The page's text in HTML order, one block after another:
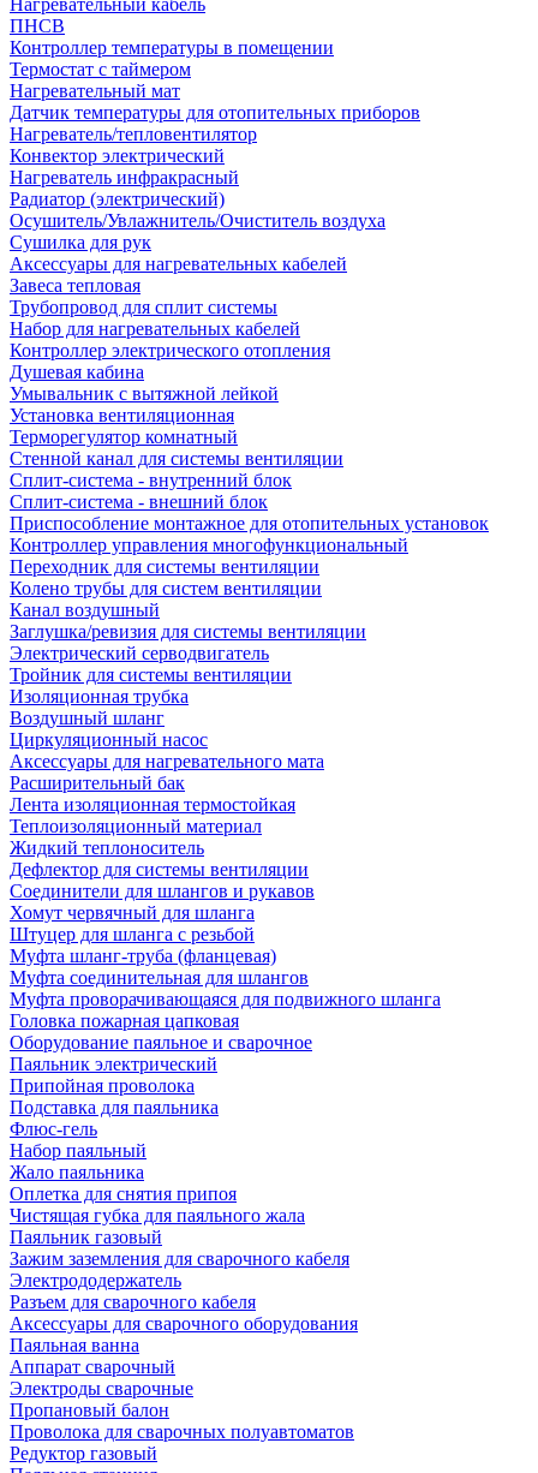
Нагревательный кабель
ПНСВ
Контроллер температуры в помещении
Термостат с таймером
Нагревательный мат
Датчик температуры для отопительных приборов
Нагреватель/тепловентилятор
Конвектор электрический
Нагреватель инфракрасный
Радиатор (электрический)
Осушитель/Увлажнитель/Очиститель воздуха
Сушилка для рук
Аксессуары для нагревательных кабелей
Завеса тепловая
Трубопровод для сплит системы
Набор для нагревательных кабелей
Контроллер электрического отопления
Душевая кабина
Умывальник с вытяжной лейкой
Установка вентиляционная
Терморегулятор комнатный
Стенной канал для системы вентиляции
Сплит-система - внутренний блок
Сплит-система - внешний блок
Приспособление монтажное для отопительных установок
Контроллер управления многофункциональный
Переходник для системы вентиляции
Колено трубы для систем вентиляции
Канал воздушный
Заглушка/ревизия для системы вентиляции
Электрический серводвигатель
Тройник для системы вентиляции
Изоляционная трубка
Воздушный шланг
Циркуляционный насос
Аксессуары для нагревательного мата
Расширительный бак
Лента изоляционная термостойкая
Теплоизоляционный материал
Жидкий теплоноситель
Дефлектор для системы вентиляции
Соединители для шлангов и рукавов
Хомут червячный для шланга
Штуцер для шланга с резьбой
Муфта шланг-труба (фланцевая)
Муфта соединительная для шлангов
Муфта проворачивающаяся для подвижного шланга
Головка пожарная цапковая
Оборудование паяльное и сварочное
Паяльник электрический
Припойная проволока
Подставка для паяльника
Флюс-гель
Набор паяльный
Жало паяльника
Оплетка для снятия припоя
Чистящая губка для паяльного жала
Паяльник газовый
Зажим заземления для сварочного кабеля
Электрододержатель
Разъем для сварочного кабеля
Аксессуары для сварочного оборудования
Паяльная ванна
Аппарат сварочный
Электроды сварочные
Пропановый балон
Проволока для сварочных полуавтоматов
Редуктор газовый